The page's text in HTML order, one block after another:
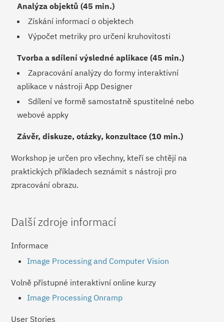
Analýza objektů (45 min.)
Získání informací o objektech
Výpočet metriky pro určení kruhovitosti
Tvorba a sdílení výsledné aplikace (45 min.)
Zapracování analýzy do formy interaktivní
aplikace v nástroji App Designer
Sdílení ve formě samostatně spustitelné nebo
webové appky
Závěr, diskuze, otázky, konzultace (10 min.)
Workshop je určen pro všechny, kteří se chtějí na
praktických příkladech seznámit s nástroji pro
zpracování obrazu.
Další zdroje informací
Informace
Image Processing and Computer Vision
Volně přístupné interaktivní online kurzy
Image Processing Onramp
User Stories